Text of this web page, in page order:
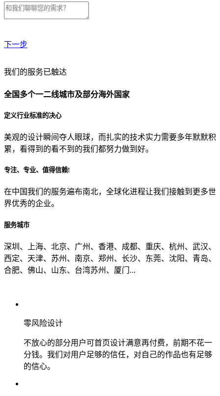
下一步
贵公司预算范围是？
贵公司的团队规模是？
目前主要的营销渠道是？
我们的服务已触达
全国多个一二线城市及部分海外国家
定义行业标准的决心
美观的设计瞬间夺人眼球，而扎实的技术实力需要多年默默积
累，看得到的看不到的我们都努力做到好。
专注、专业、值得信赖!
在中国我们的服务遍布南北，全球化进程让我们接触到更多世
界优秀的企业。
服务城市
深圳、上海、北京、广州、香港、成都、重庆、杭州、武汉、
西定、天津、苏州、南京、郑州、长沙、东莞、沈阳、青岛、
合肥、佛山、山东、台湾苏州、厦门...
零风险设计
不放心的部分用户可首页设计满意再付费，前期不花一
分钱。我们对用户足够的信任，对自己的作品也有足够
的信心。